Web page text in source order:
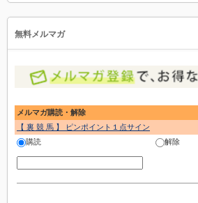
無料メルマガ
メルマガ購読・解除
【 裏 競 馬 】 ピンポイント１点サイン
購読
解除